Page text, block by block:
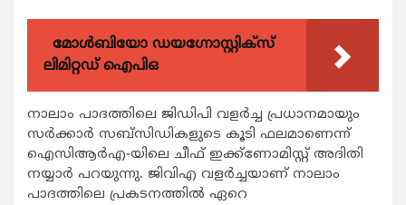
മോൾബിയോ ഡയഗ്നോസ്റ്റിക്സ്
ലിമിറ്റഡ് ഐപിഒ
നാലാം പാദത്തിലെ ജിഡിപി വളര്‍ച്ച പ്രധാനമായും
സര്‍ക്കാര്‍ സബ്സിഡികളുടെ കൂടി ഫലമാണെന്ന്
ഐസിആര്‍എ-യിലെ ചീഫ് ഇക്ക്ണോമിസ്റ്റ് അദിതി
നയ്യാര്‍ പറയുന്നു. ജിവിഎ വളര്‍ച്ചയാണ് നാലാം
പാദത്തിലെ പ്രകടനത്തില്‍ ഏറെ